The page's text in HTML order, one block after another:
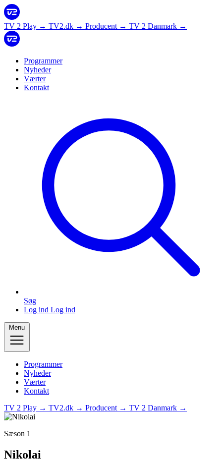
TV 2 Play → TV2.dk → Producent → TV 2 Danmark →
Programmer
Nyheder
Værter
Kontakt
Søg
Log ind Log ind
Menu
Programmer
Nyheder
Værter
Kontakt
TV 2 Play → TV2.dk → Producent → TV 2 Danmark →
Sæson 1
Nikolai